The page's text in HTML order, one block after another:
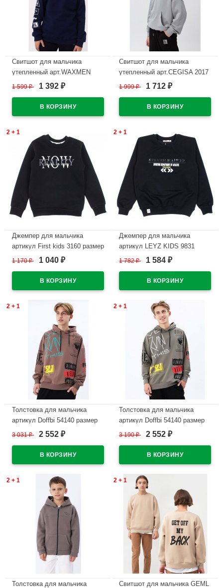
Свитшот для мальчика
утепленный арт.WAXMEN
6891-1 размер 36/140-48/176
1 599₽ 1 392 ₽
Свитшот для мальчика
утепленный арт.CEGISA 2017
размер 42/158-46/170 цвет
1 999₽ 1 712 ₽
2 + 1
Джемпер для мальчика
артикул First kids 3160 размер
34/134-40/152 цвет черный
1 170₽ 1 040 ₽
2 + 1
Джемпер для мальчика
артикул LEYZ KIDS 9831
размер 36/140-44/164 цвет
1 782₽ 1 584 ₽
2 + 1
Толстовка для мальчика
артикул Doffbi 54140 размер
34/134-40/152 цвет какао
3 031₽ 2 552 ₽
2 + 1
Толстовка для мальчика
артикул Doffbi 54140 размер
34/134-40/152 цвет Хаки
3 190₽ 2 552 ₽
2 + 1
Толстовка для мальчика
2 + 1
Свитшот для мальчика GEML